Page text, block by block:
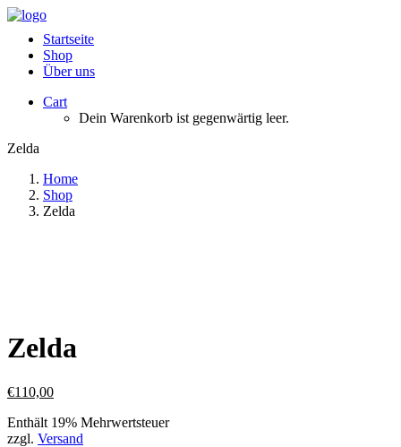
Startseite
Shop
Über uns
Cart
Dein Warenkorb ist gegenwärtig leer.
Zelda
Home
Shop
Zelda
Zelda
€110,00
Enthält 19% Mehrwertsteuer
zzgl. Versand